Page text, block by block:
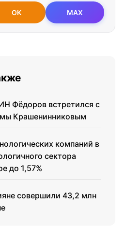
OK MAX
Фёдоров встретился с
Крашенинниковым
компаний в
сектора
до 1,57%
совершили 43,2 млн